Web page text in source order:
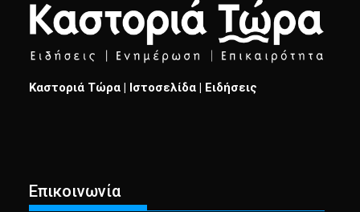
Καστοριά Τώρα | Ιστοσελίδα | Ειδήσεις
Επικοινωνία